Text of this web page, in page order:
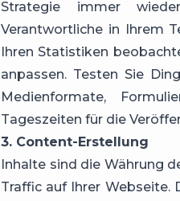
Strategie immer
Verantwortliche in Ihrem
Ihren Statistiken
anpassen. Testen Sie
Medienformate,
Tageszeiten für die
3. Content-Erstellung
Inhalte sind die Währung
Traffic auf Ihrer Webseite.